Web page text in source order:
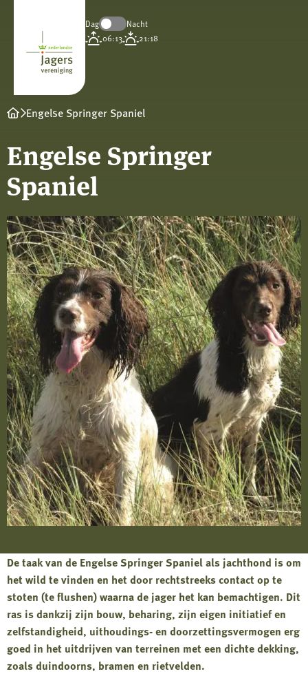
Koninklijke
Nederlandse
Jagersvereniging
Dag
Nacht
06:13
21:18
Engelse Springer Spaniel
Engelse Springer
Spaniel
De taak van de Engelse Springer Spaniel als jachthond is om
het wild te vinden en het door rechtstreeks contact op te
stoten (te flushen) waarna de jager het kan bemachtigen. Dit
ras is dankzij zijn bouw, beharing, zijn eigen initiatief en
zelfstandigheid, uithoudings- en doorzettingsvermogen erg
goed in het uitdrijven van terreinen met een dichte dekking,
zoals duindoorns, bramen en rietvelden.